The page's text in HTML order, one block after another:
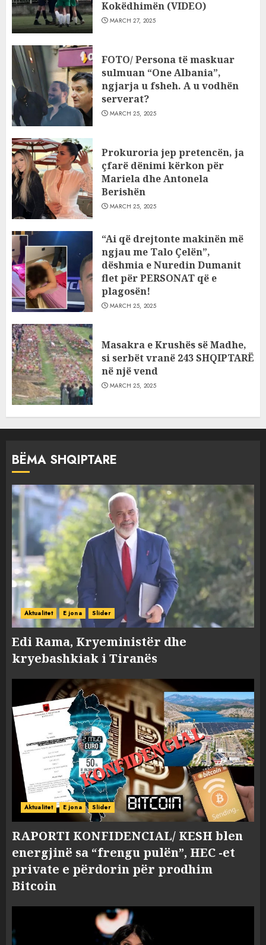
Kokëdhimën (VIDEO)
MARCH 27, 2025
FOTO/ Persona të maskuar
sulmuan “One Albania”,
ngjarja u fsheh. A u vodhën
serverat?
MARCH 25, 2025
Prokuroria jep pretencën, ja
çfarë dënimi kërkon për
Mariela dhe Antonela
Berishën
MARCH 25, 2025
“Ai që drejtonte makinën më
ngjau me Talo Çelën”,
dëshmia e Nuredin Dumanit
flet për PERSONAT që e
plagosën!
MARCH 25, 2025
Masakra e Krushës së Madhe,
si serbët vranë 243 SHQIPTARË
në një vend
MARCH 25, 2025
BËMA SHQIPTARE
Aktualitet E jona Slider
Edi Rama, Kryeministër dhe
kryebashkiak i Tiranës
Aktualitet E jona Slider
RAPORTI KONFIDENCIAL/ KESH blen
energjinë sa “frengu pulën”, HEC -et
private e përdorin për prodhim
Bitcoin